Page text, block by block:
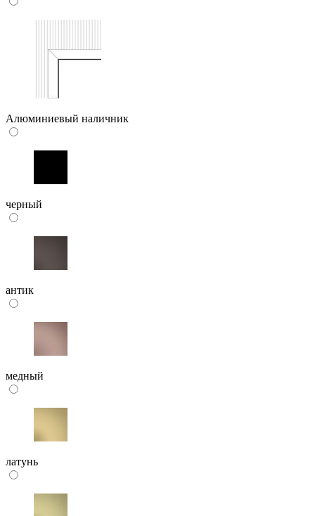
Алюминиевый наличник
черный
антик
медный
латунь